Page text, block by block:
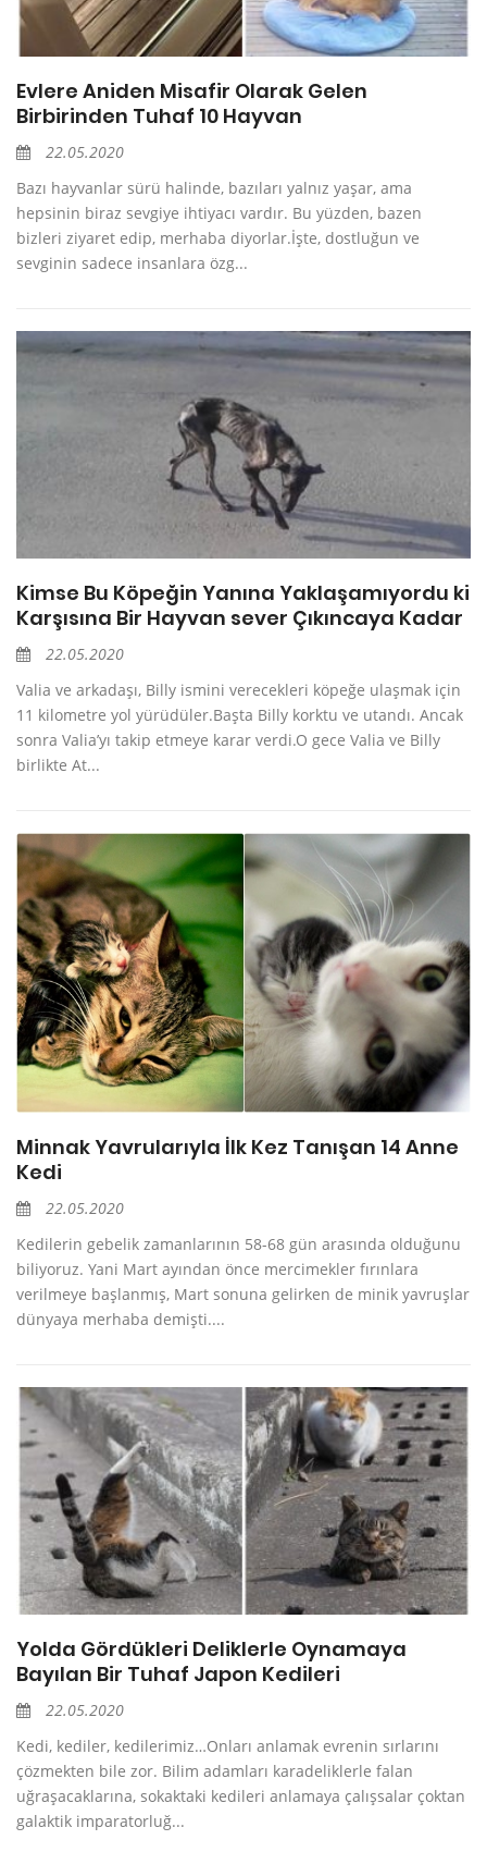
Evlere Aniden Misafir Olarak Gelen
Birbirinden Tuhaf 10 Hayvan
22.05.2020
Bazı hayvanlar sürü halinde, bazıları yalnız yaşar, ama
hepsinin biraz sevgiye ihtiyacı vardır. Bu yüzden, bazen
bizleri ziyaret edip, merhaba diyorlar.İşte, dostluğun ve
sevginin sadece insanlara özg...
Kimse Bu Köpeğin Yanına Yaklaşamıyordu ki
Karşısına Bir Hayvan sever Çıkıncaya Kadar
22.05.2020
Valia ve arkadaşı, Billy ismini verecekleri köpeğe ulaşmak için
11 kilometre yol yürüdüler.Başta Billy korktu ve utandı. Ancak
sonra Valia’yı takip etmeye karar verdi.O gece Valia ve Billy
birlikte At...
Minnak Yavrularıyla İlk Kez Tanışan 14 Anne
Kedi
22.05.2020
Kedilerin gebelik zamanlarının 58-68 gün arasında olduğunu
biliyoruz. Yani Mart ayından önce mercimekler fırınlara
verilmeye başlanmış, Mart sonuna gelirken de minik yavruşlar
dünyaya merhaba demişti....
Yolda Gördükleri Deliklerle Oynamaya
Bayılan Bir Tuhaf Japon Kedileri
22.05.2020
Kedi, kediler, kedilerimiz…Onları anlamak evrenin sırlarını
çözmekten bile zor. Bilim adamları karadeliklerle falan
uğraşacaklarına, sokaktaki kedileri anlamaya çalışsalar çoktan
galaktik imparatorluğ...